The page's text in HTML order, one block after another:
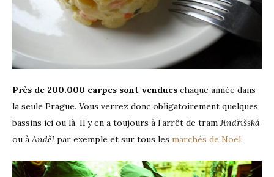
Près de 200.000 carpes sont vendues chaque année dans
la seule Prague. Vous verrez donc obligatoirement quelques
bassins ici ou là. Il y en a toujours à l’arrêt de tram Jindřišská
ou à Anděl par exemple et sur tous les marchés de Noël.